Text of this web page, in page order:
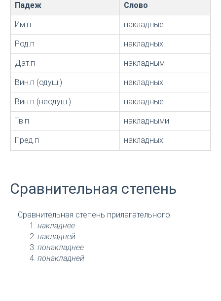
Падеж Слово
Им.п накладные
Род.п накладных
Дат.п накладным
Вин.п (одуш.) накладных
Вин.п (неодуш.) накладные
Тв.п накладными
Пред.п накладных
Сравнительная степень
Сравнительная степень прилагательного:
накладнее
накладней
понакладнее
понакладней